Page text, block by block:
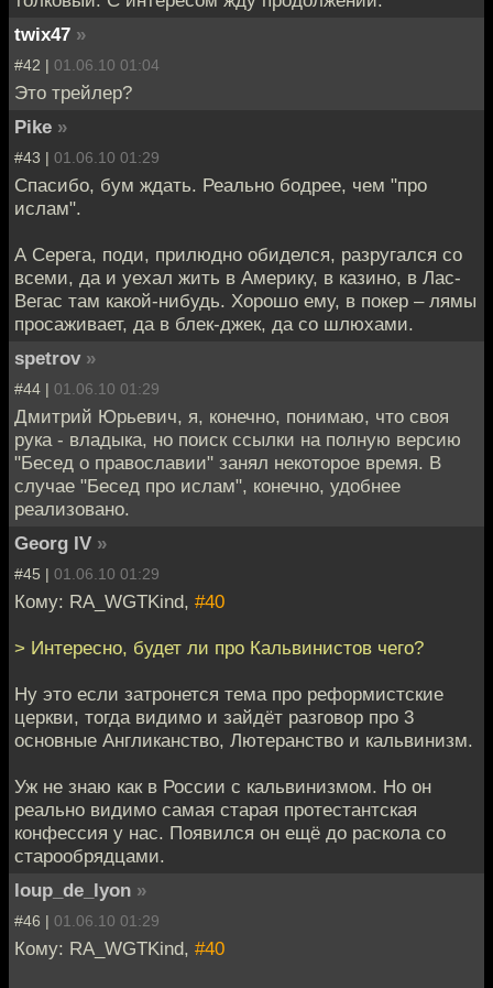
twix47 »
#42 | 01.06.10 01:04
Это трейлер?
Pike »
#43 | 01.06.10 01:29
Спасибо, бум ждать. Реально бодрее, чем "про
ислам".
А Серега, поди, прилюдно обиделся, разругался со
всеми, да и уехал жить в Америку, в казино, в Лас-
Вегас там какой-нибудь. Хорошо ему, в покер – лямы
просаживает, да в блек-джек, да со шлюхами.
spetrov »
#44 | 01.06.10 01:29
Дмитрий Юрьевич, я, конечно, понимаю, что своя
рука - владыка, но поиск ссылки на полную версию
"Бесед о православии" занял некоторое время. В
случае "Бесед про ислам", конечно, удобнее
реализовано.
Georg IV »
#45 | 01.06.10 01:29
Кому: RA_WGTKind, #40
> Интересно, будет ли про Кальвинистов чего?
Ну это если затронется тема про реформистские
церкви, тогда видимо и зайдёт разговор про 3
основные Англиканство, Лютеранство и кальвинизм.
Уж не знаю как в России с кальвинизмом. Но он
реально видимо самая старая протестантская
конфессия у нас. Появился он ещё до раскола со
старообрядцами.
loup_de_lyon »
#46 | 01.06.10 01:29
Кому: RA_WGTKind, #40